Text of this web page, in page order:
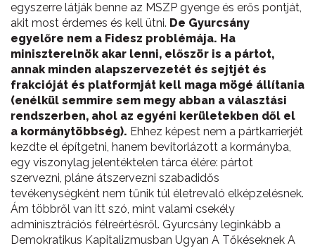
egyszerre látják benne az MSZP gyenge és erős pontját,
akit most érdemes és kell ütni. De Gyurcsány
egyelőre nem a Fidesz problémája. Ha
miniszterelnök akar lenni, először is a pártot,
annak minden alapszervezetét és sejtjét és
frakcióját és platformját kell maga mögé állítania
(enélkül semmire sem megy abban a választási
rendszerben, ahol az egyéni kerületekben dől el
a kormánytöbbség). Ehhez képest nem a pártkarrierjét
kezdte el építgetni, hanem bevitorlázott a kormányba,
egy viszonylag jelentéktelen tárca élére: pártot
szervezni, pláne átszervezni szabadidős
tevékenységként nem tűnik túl életrevaló elképzelésnek.
Ám többről van itt szó, mint valami csekély
adminisztrációs félreértésről. Gyurcsány leginkább a
Demokratikus Kapitalizmusban Ugyan A Tőkéseknek A